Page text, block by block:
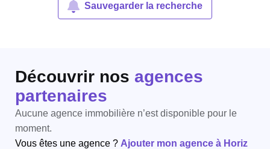
Sauvegarder la recherche
Découvrir nos agences
partenaires
Aucune agence immobilière n’est disponible pour le
moment.
Vous êtes une agence ? Ajouter mon agence à Horiz